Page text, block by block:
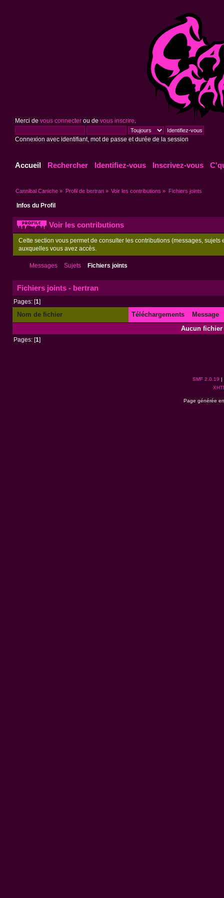
Merci de vous connecterou de vous inscrire
Connexion avec identifiant, mot de passe et durée de la session
Accueil Rechercher Identifiez-vous Inscrivez-vous
Cannibal Caniche » Profil de bertran» Voir les contributions » Fichiers joints
Infos du Profil
Voir les contributions
Cette section vous permet de consulter les contributions (messages,
auxquelles vous avez accès.
Messages Sujets Fichiers joints
Fichiers joints - bertran
Pages: [1]
Nom de fichier Téléchargements
Message
Aucun fichier
Pages: [1
SMF 2.0.19 |
Page générée